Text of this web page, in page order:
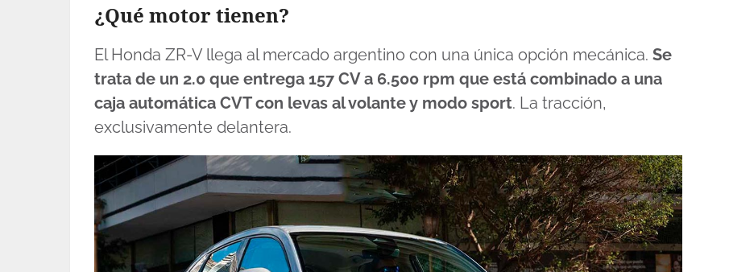
¿Qué motor tienen?
El Honda ZR-V llega al mercado argentino con una única opción mecánica. Se
trata de un 2.0 que entrega 157 CV a 6.500 rpm que está combinado a una
caja automática CVT con levas al volante y modo sport. La tracción,
exclusivamente delantera.